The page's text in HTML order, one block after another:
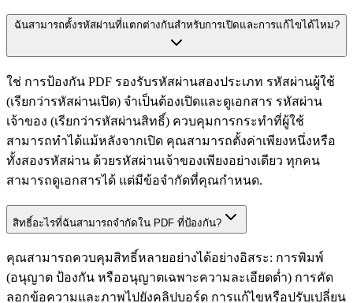
ฉันสามารถตั้งรหัสผ่านที่แตกต่างกันสำหรับการเปิดและการแก้ไขได้ไหม?
ใช่ การป้องกัน PDF รองรับรหัสผ่านสองประเภท รหัสผ่านผู้ใช้
(เรียกว่ารหัสผ่านเปิด) จำเป็นต้องเปิดและดูเอกสาร รหัสผ่าน
เจ้าของ (เรียกว่ารหัสผ่านสิทธิ์) ควบคุมการกระทำที่ผู้ใช้
สามารถทำได้แม้หลังจากเปิด คุณสามารถตั้งค่าเพียงหนึ่งหรือ
ทั้งสองรหัสผ่าน ด้วยรหัสผ่านเจ้าของเพียงอย่างเดียว ทุกคน
สามารถดูเอกสารได้ แต่มีข้อจำกัดที่คุณกำหนด.
สิทธิ์อะไรที่ฉันสามารถจำกัดใน PDF ที่ป้องกัน?
คุณสามารถควบคุมสิทธิ์หลายอย่างได้อย่างอิสระ: การพิมพ์
(อนุญาต ป้องกัน หรืออนุญาตเฉพาะความละเอียดต่ำ) การคัด
ลอกข้อความและภาพไปยังคลิปบอร์ด การแก้ไขหรือปรับเปลี่ยน